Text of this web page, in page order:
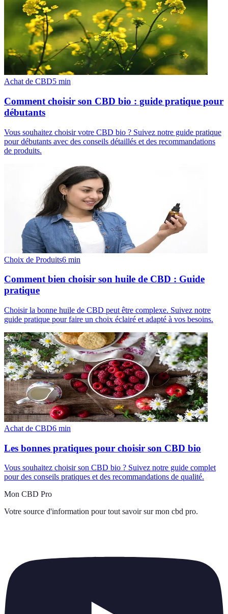
Achat de CBD5 min
Comment choisir son CBD bio : guide pratique pour
débutants
Vous souhaitez choisir votre CBD bio ? Suivez notre guide pratique
pour débutants avec des conseils détaillés et des recommandations
de produits.
Choix de Produits6 min
Comment bien choisir son huile de CBD : Guide
pratique
Choisir la bonne huile de CBD peut être complexe. Suivez notre
guide pratique pour faire un choix éclairé et adapté à vos besoins.
Achat de CBD6 min
Les bonnes pratiques pour choisir son CBD bio
Vous souhaitez choisir son CBD bio ? Suivez notre guide complet
pour des conseils pratiques et des recommandations de qualité.
Mon CBD Pro
Votre source d'information pour tout savoir sur mon cbd pro.